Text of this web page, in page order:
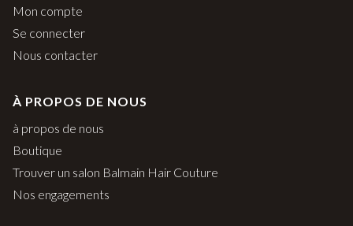
Mon compte
Se connecter
Nous contacter
À PROPOS DE NOUS
à propos de nous
Boutique
Trouver un salon Balmain Hair Couture
Nos engagements